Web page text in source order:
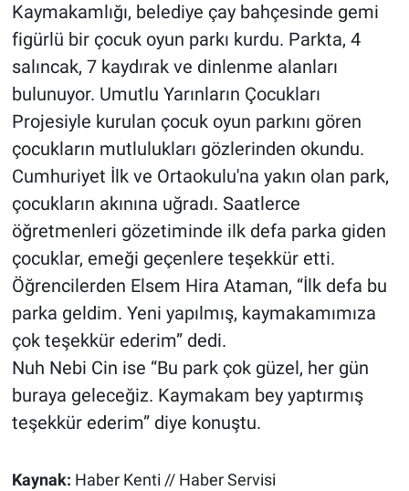
Kaymakamlığı, belediye çay bahçesinde gemi
figürlü bir çocuk oyun parkı kurdu. Parkta, 4
salıncak, 7 kaydırak ve dinlenme alanları
bulunuyor. Umutlu Yarınların Çocukları
Projesiyle kurulan çocuk oyun parkını gören
çocukların mutlulukları gözlerinden okundu.
Cumhuriyet İlk ve Ortaokulu'na yakın olan park,
çocukların akınına uğradı. Saatlerce
öğretmenleri gözetiminde ilk defa parka giden
çocuklar, emeği geçenlere teşekkür etti.
Öğrencilerden Elsem Hira Ataman, “İlk defa bu
parka geldim. Yeni yapılmış, kaymakamımıza
çok teşekkür ederim” dedi.
Nuh Nebi Cin ise “Bu park çok güzel, her gün
buraya geleceğiz. Kaymakam bey yaptırmış
teşekkür ederim” diye konuştu.
Kaynak: Haber Kenti // Haber Servisi